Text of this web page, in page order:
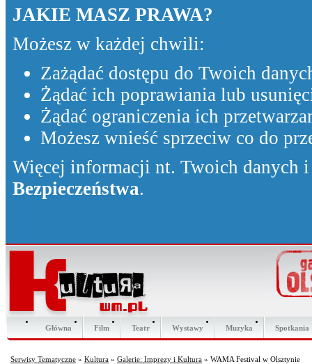
JAKIE MASZ PRAWA?
Możesz w każdej chwili:
Zażądać dostępu do Twoich
Żądać ich poprawiania lub
Żądać ograniczenia ich
Możesz wnieść sprzeciw co do
Więcej informacji nt. Twoich danych
Bezpieczeństwa.
Główna Film Teatr Wystawy Muzyka Spotkania
Serwisy Tematyczne » Kultura » Galerie: Imprezy i Kultura » WAMA Festival w Olsztynie